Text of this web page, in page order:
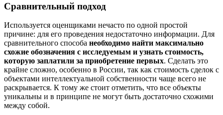
Сравнительный подход
Используется оценщиками нечасто по одной простой
причине: для его проведения недостаточно информации. Для
сравнительного способа необходимо найти максимально
схожие обозначения с исследуемым и узнать стоимость,
которую заплатили за приобретение первых. Сделать это
крайне сложно, особенно в России, так как стоимость сделок с
объектами интеллектуальной собственности чаще всего не
раскрывается. К тому же стоит отметить, что все объекты
уникальны и в принципе не могут быть достаточно схожими
между собой.